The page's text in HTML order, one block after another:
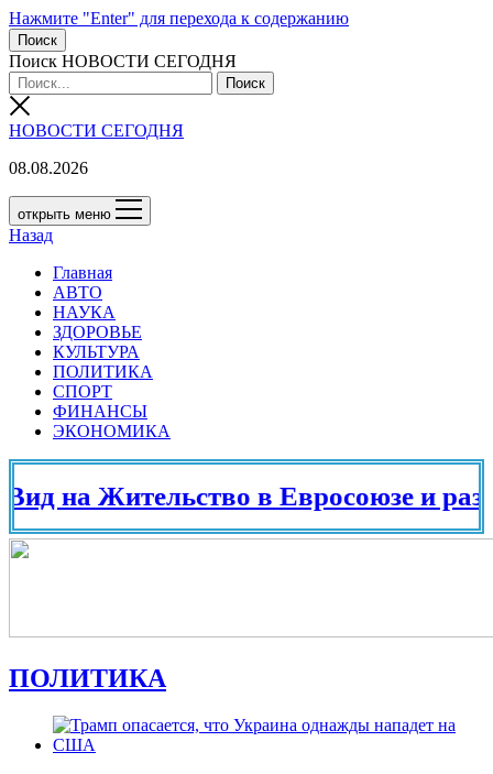
Нажмите "Enter" для перехода к содержанию
Поиск
Поиск НОВОСТИ СЕГОДНЯ
НОВОСТИ СЕГОДНЯ
08.08.2026
открыть меню
Назад
Главная
АВТО
НАУКА
ЗДОРОВЬЕ
КУЛЬТУРА
ПОЛИТИКА
СПОРТ
ФИНАНСЫ
ЭКОНОМИКА
Жительство в Евросоюзе и разных
ПОЛИТИКА